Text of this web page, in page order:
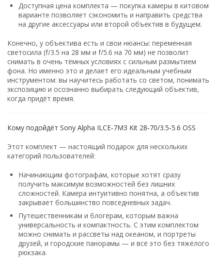
Доступная цена комплекта — покупка камеры в китовом
варианте позволяет сэкономить и направить средства
на другие аксессуары или второй объектив в будущем.
Конечно, у объектива есть и свои нюансы: переменная
светосила (f/3.5 на 28 мм и f/5.6 на 70 мм) не позволит
снимать в очень тёмных условиях с сильным размытием
фона. Но именно это и делает его идеальным учебным
инструментом: вы научитесь работать со светом, понимать
экспозицию и осознанно выбирать следующий объектив,
когда придёт время.
Кому подойдёт Sony Alpha ILCE‑7M3 Kit 28‑70/3.5‑5.6 OSS
Этот комплект — настоящий подарок для нескольких
категорий пользователей:
Начинающим фотографам, которые хотят сразу
получить максимум возможностей без лишних
сложностей. Камера интуитивно понятна, а объектив
закрывает большинство повседневных задач.
Путешественникам и блогерам, которым важна
универсальность и компактность. С этим комплектом
можно снимать и рассветы над океаном, и портреты
друзей, и городские панорамы — и всё это без тяжёлого
рюкзака.